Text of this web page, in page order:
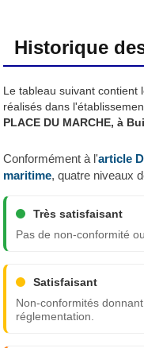
Historique
Le tableau suivant contient
réalisés dans
PLACE DU MARCHE, à
Conformément à l'article
maritime, quatre niveaux
Très satisfaisant
Pas de non-conformité
Satisfaisant
Non-conformités
réglementation.